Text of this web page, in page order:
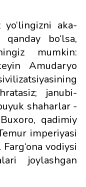
yo‘lingizni aka-
bo‘lsa,
mumkin:
Amudaryo
janubi-
shaharlar -
qadimiy
imperiyasi
vodiysi
joylashgan